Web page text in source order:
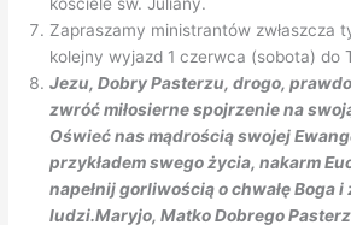
kościele św. Juliany.
Zapraszamy ministrantów zwłaszcza
kolejny wyjazd 1 czerwca (sobota) do
Jezu, Dobry Pasterzu, drogo,
zwróć miłosierne spojrzenie na
Oświeć nas mądrością swojej
przykładem swego życia, nakarm
napełnij gorliwością o chwałę Boga
ludzi.Maryjo, Matko Dobrego